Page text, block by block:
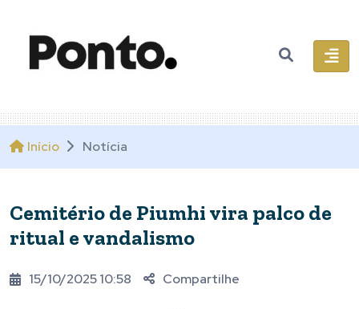
Início Notícia
Cemitério de Piumhi vira palco de
ritual e vandalismo
15/10/2025 10:58 Compartilhe